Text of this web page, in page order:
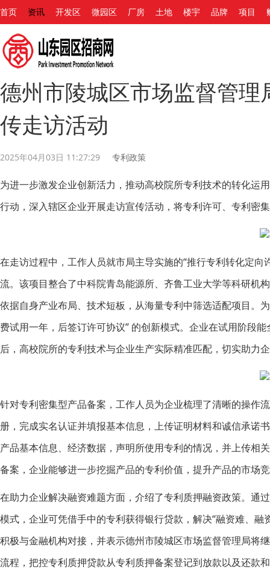
首页 资讯 开发区 微园区 厂房 土地 楼宇 品牌 项目
德州市陵城区市场监督管
传走访活动
2025年04月03日 11:27:29 专利政策
为进一步激发企业创新活力，推动高校院所专利技术的转化运
行动，深入辖区企业开展走访宣传活动，将专利许可、专利密
在走访过程中，工作人员就市局主导实施的“推行专利转化定
流。该项目整合了中科院青岛能源所、齐鲁工业大学等科研机
依据自身产业布局、技术短板，从海量专利中筛选适配项目。
费试用一年，后签订许可协议” 的创新模式。企业在试用阶段
后，高校院所的专利技术与企业生产实际精准匹配，切实助力
针对专利密集型产品备案，工作人员为企业梳理了清晰的操作
册，完成实名认证并填报基本信息，上传证明材料和诚信承诺
产品基本信息、经济数据，声明所使用专利的情况，并上传相
备案，企业能够进一步挖掘产品的专利价值，提升产品的市场
在助力企业解决融资难题方面，介绍了专利质押融资政策。通
模式，企业可凭借手中的专利获得银行贷款，解决“融资难、
积极与金融机构对接，并表示德州市陵城区市场监督管理局将
流程，把控专利质押贷款从专利质押备案登记到放款以及还款